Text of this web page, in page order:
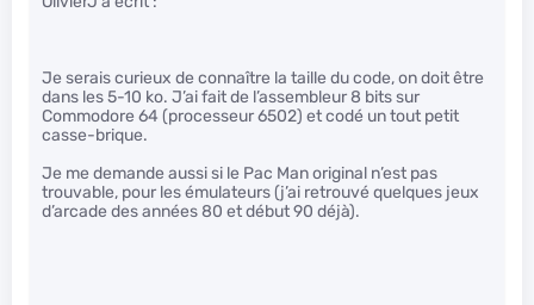
Je serais curieux de connaître la taille du code, on doit être
dans les 5-10 ko. J’ai fait de l’assembleur 8 bits sur
Commodore 64 (processeur 6502) et codé un tout petit
casse-brique.
Je me demande aussi si le Pac Man original n’est pas
trouvable, pour les émulateurs (j’ai retrouvé quelques jeux
d’arcade des années 80 et début 90 déjà).